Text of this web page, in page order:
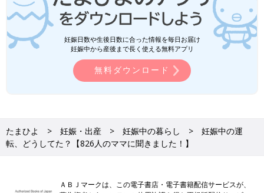
妊娠日数や生後日数に合った情報を毎日お届け
妊娠中から産後まで長く使える無料アプリ
無料ダウンロード
たまひよ 妊娠・出産 妊娠中の暮らし
妊娠中の運
転、どうしてた？【826人のママに聞きました！】
ＡＢＪマークは、この電子書店・電子書籍配信サービスが、